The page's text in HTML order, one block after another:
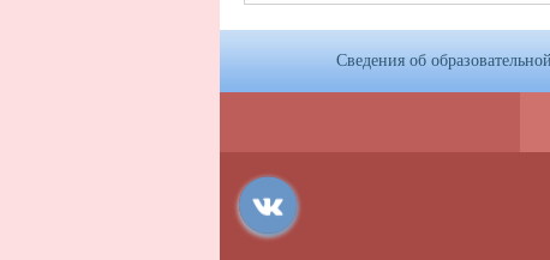
Сведения об